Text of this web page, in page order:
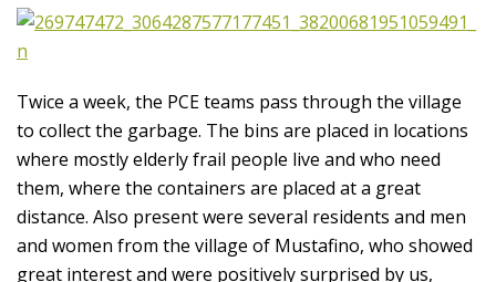
Twice a week, the PCE teams pass through the village
to collect the garbage. The bins are placed in locations
where mostly elderly frail people live and who need
them, where the containers are placed at a great
distance. Also present were several residents and men
and women from the village of Mustafino, who showed
great interest and were positively surprised by us,